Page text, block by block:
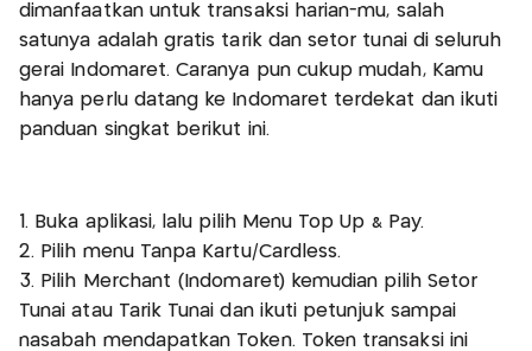
dimanfaatkan untuk transaksi harian-mu, salah
satunya adalah gratis tarik dan setor tunai di seluruh
gerai Indomaret. Caranya pun cukup mudah, Kamu
hanya perlu datang ke Indomaret terdekat dan ikuti
panduan singkat berikut ini.
1. Buka aplikasi, lalu pilih Menu Top Up & Pay.
2. Pilih menu Tanpa Kartu/Cardless.
3. Pilih Merchant (Indomaret) kemudian pilih Setor
Tunai atau Tarik Tunai dan ikuti petunjuk sampai
nasabah mendapatkan Token. Token transaksi ini